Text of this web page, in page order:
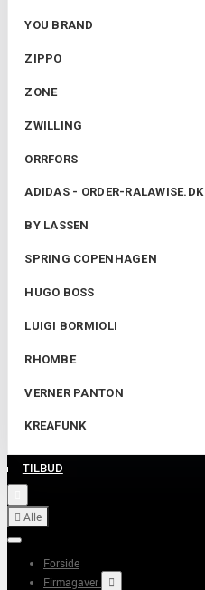
YOU BRAND
ZIPPO
ZONE
ZWILLING
ORRFORS
ADIDAS - ORDER-RALAWISE.DK
BY LASSEN
SPRING COPENHAGEN
HUGO BOSS
LUIGI BORMIOLI
RHOMBE
VERNER PANTON
KREAFUNK
TILBUD
 Alle
Forside
Firmagaver
